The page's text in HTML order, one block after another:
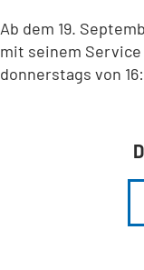
Ab dem 19.
mit seinem
donnerstags von